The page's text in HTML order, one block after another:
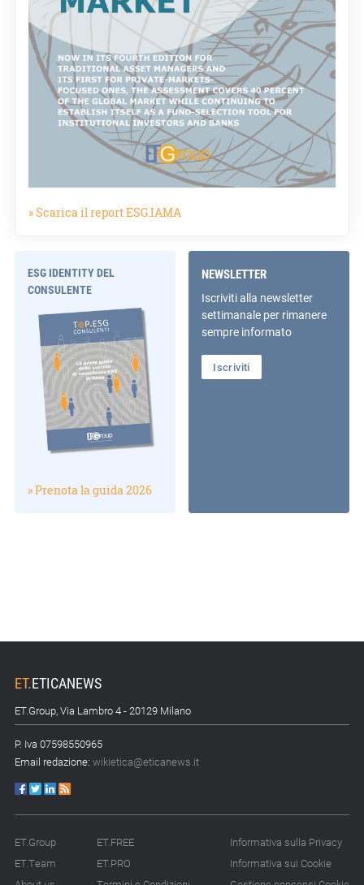
» Scarica il report ESG.IAMA
ESG IDENTITY DEL
CONSULENTE
» Prenota la guida 2026
NEWSLETTER
Iscriviti alla newsletter
settimanale per rimanere
sempre informato
Iscriviti
ET.ETICANEWS
ET.Group, Via Lambro 4 - 20129 Milano
P. Iva 07598550965
Email redazione: wikietica@eticanews.it
ET.Group
ET.Team
ET.FREE
ET.PRO
Informativa sulla Privacy
Informativa sui Cookie